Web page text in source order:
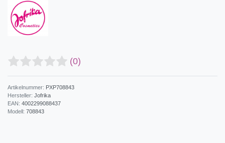
(0)
Artikelnummer: PXP708843
Hersteller: Jofrika
EAN: 4002299088437
Modell: 708843